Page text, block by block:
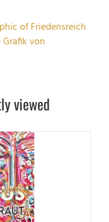
of Friedensreich
von
viewed